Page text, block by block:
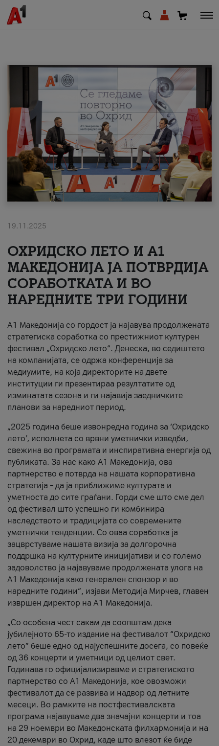
МК SQ
Приватни Деловни
Поддршка
Надополни кредит
#ПодобарОнлајн
19.11.2025
ОХРИДСКО ЛЕТО И A1
МАКЕДОНИЈА ЈА ПОТВРДИЈА
СОРАБОТКАТА И ВО
НАРЕДНИТЕ ТРИ ГОДИНИ
A1 Македонија со гордост ја најавува продолжената
стратегиска соработка со престижниот културен
фестивал „Охридско лето“. Денеска, во седиштето
на компанијата, се одржа конференција за
медиумите, на која директорите на двете
институции ги презентираа резултатите од
изминатата сезона и ги најавија заедничките
планови за наредниот период.
„2025 година беше извонредна година за ‘Охридско
лето’, исполнета со врвни уметнички изведби,
свежина во програмата и инспиративна енергија од
публиката. За нас како A1 Македонија, ова
партнерство е потврда на нашата корпоративна
стратегија – да ја приближиме културата и
уметноста до сите граѓани. Горди сме што сме дел
од фестивал што успешно ги комбинира
наследството и традицијата со современите
уметнички тенденции. Со оваа соработка ја
зацврстуваме нашата визија за долгорочна
поддршка на културните иницијативи и со големо
задоволство ја најавуваме продолжената улога на
A1 Македонија како генерален спонзор и во
наредните години“, изјави Методија Мирчев, главен
извршен директор на A1 Македонија.
„Со особена чест сакам да соопштам дека
јубилејното 65-то издание на фестивалот “Охридско
лето” беше едно од најуспешните досега, со повеќе
од 36 концерти и уметници од целиот свет.
Годинава го официјализиравме и стратегиското
партнерство со А1 Македонија, кое овозможи
фестивалот да се развива и надвор од летните
месеци. Во рамките на постфестивалската
програма најавуваме два значајни концерти и тоа
на 29 ноември во Македонската филхармонија и на
20 декември во Охрид, каде што влезот ќе биде